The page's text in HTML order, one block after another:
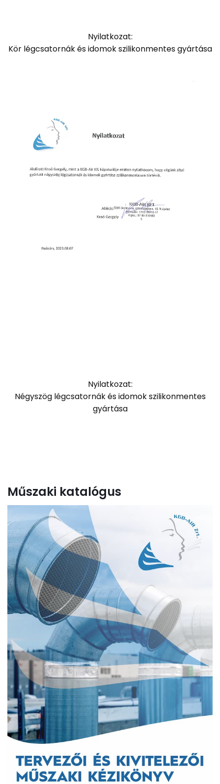
Nyilatkozat:
Kör légcsatornák és idomok szilikonmentes gyártása
Nyilatkozat:
Négyszög légcsatornák és idomok szilikonmentes
gyártása
Műszaki katalógus